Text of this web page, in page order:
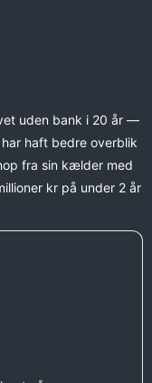
uden bank i 20 år —
haft bedre overblik
fra sin kælder med
kr på under 2 år